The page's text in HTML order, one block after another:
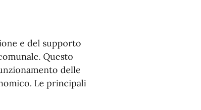
e del supporto
Questo
delle
Le principali